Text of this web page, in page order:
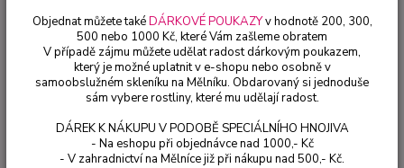
Objednat můžete takéDÁRKOVÉ POUKAZYv hodnotě 200, 300,
500 nebo 1000 Kč, které Vám zašleme obratem
V případě zájmu můžete udělat radost dárkovým poukazem,
který je možné uplatnit v e-shopu nebo osobně v
samoobslužném skleníku na Mělníku. Obdarovaný si jednoduše
sám vybere rostliny, které mu udělají radost.
DÁREK K NÁKUPU V PODOBĚ SPECIÁLNÍHO HNOJIVA
- Na eshopu při objednávce nad 1000,- Kč
- V zahradnictví na Mělníce již při nákupu nad 500,- Kč.